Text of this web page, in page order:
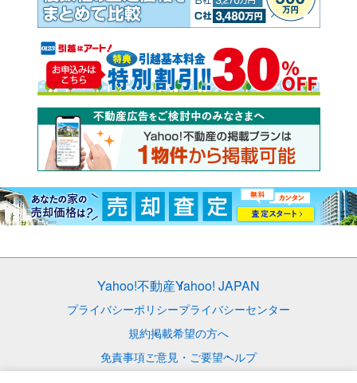
Yahoo!不動産Yahoo! JAPAN
プライバシーポリシープライバシーセンター
規約掲載希望の方へ
免責事項ご意見・ご要望ヘルプ
© LY Corporation